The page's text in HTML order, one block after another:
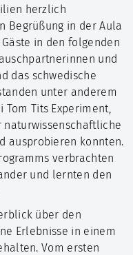
herzlich
Begrüßung in der Aula
in den folgenden
und
das schwedische
unter anderem
Tits Experiment,
ausprobieren konnten.
verbrachten
und lernten den
über den
Erlebnisse in einem
Vom ersten